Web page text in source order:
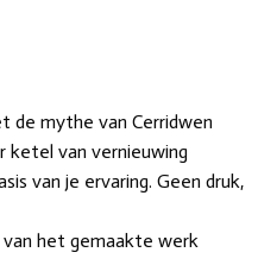
de mythe van Cerridwen
ketel van vernieuwing
van je ervaring. Geen druk,
van het gemaakte werk